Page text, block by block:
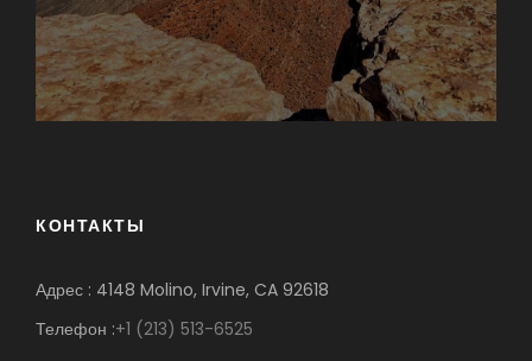
КОНТАКТЫ
Адрес : 4148 Molino, Irvine, CA 92618
Телефон :+1 (213) 513-6525